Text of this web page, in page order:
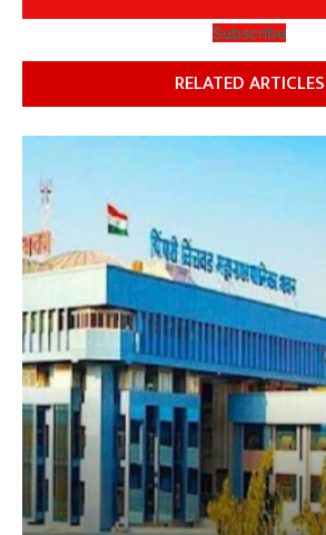
Subscribe
RELATED ARTICLES